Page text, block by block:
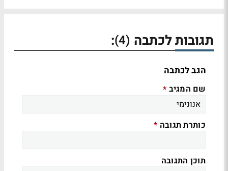
תגובות לכתבה (4)
:
הגב לכתבה
שם המגיב *
כותרת תגובה *
תוכן התגובה